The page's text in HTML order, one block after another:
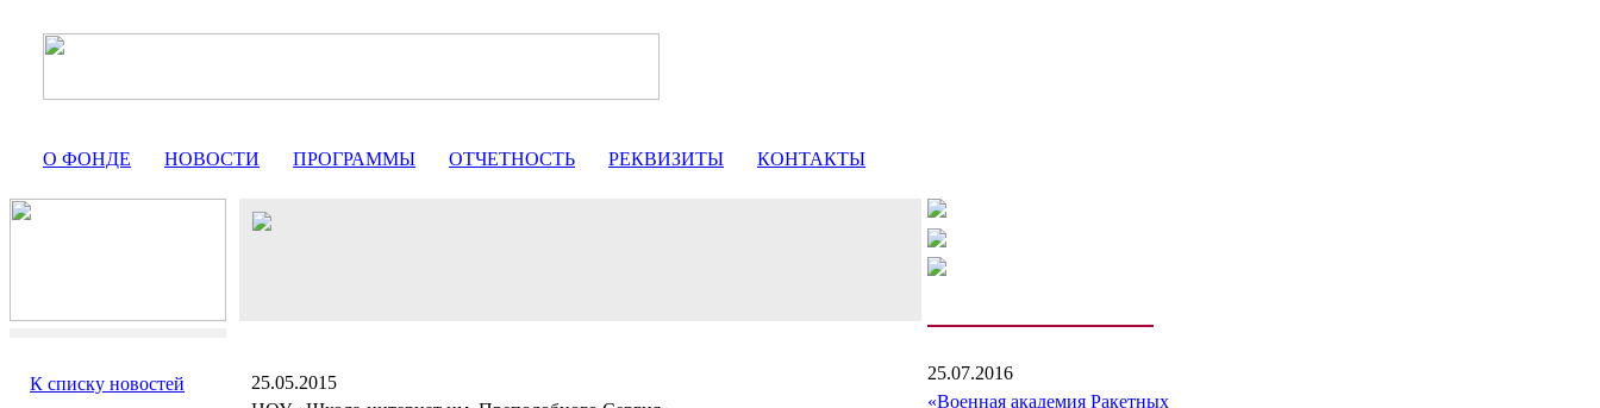
О ФОНДЕ НОВОСТИ ПРОГРАММЫ ОТЧЕТНОСТЬ РЕКВИЗИТЫ КОНТАКТЫ
К списку новостей
25.05.2015
25.07.2016
«Военная академия Ракетных